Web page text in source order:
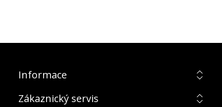
Informace
Zákaznický servis